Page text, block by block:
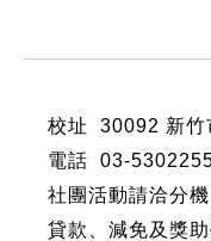
校址 30092 新竹
電話 03-
社團活動請洽分機
貸款、減免及獎